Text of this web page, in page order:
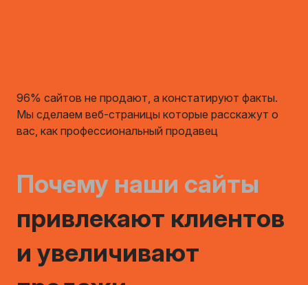
96% сайтов не продают, а констатируют факты.
Мы сделаем веб-страницы которые расскажут о
вас, как профессиональный продавец
Почему наши сайты
привлекают клиентов
и увеличивают